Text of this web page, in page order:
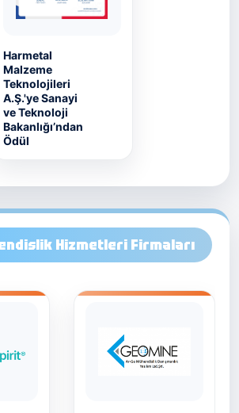
Harmetal
Malzeme
Teknolojileri
A.Ş.'ye Sanayi
ve Teknoloji
Bakanlığı’ndan
Ödül
Hizmetleri Firmaları